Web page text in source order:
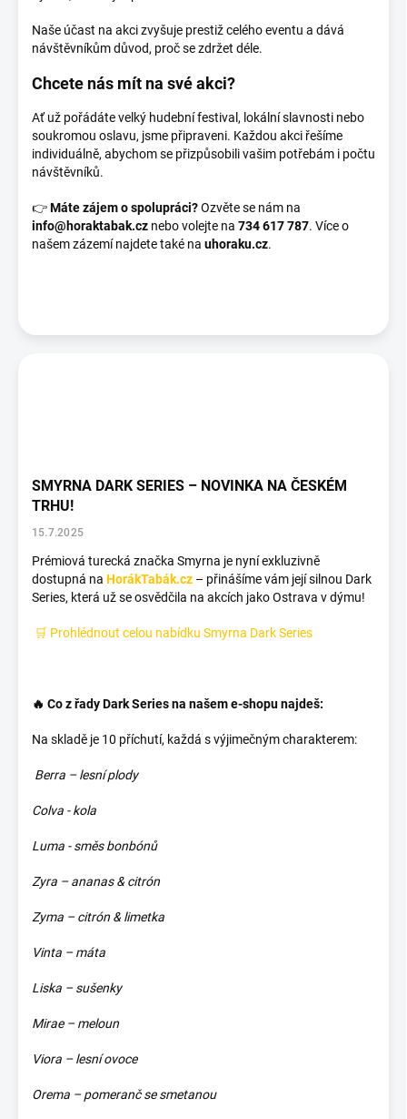
Naše účast na akci zvyšuje prestiž celého eventu a dává
návštěvníkům důvod, proč se zdržet déle.
Chcete nás mít na své akci?
Ať už pořádáte velký hudební festival, lokální slavnosti nebo
soukromou oslavu, jsme připraveni. Každou akci řešíme
individuálně, abychom se přizpůsobili vašim potřebám i počtu
návštěvníků.
👉Máte zájem o spolupráci?Ozvěte se nám na
info@horaktabak.cz nebo volejte na 734 617 787. Více o
našem zázemí najdete také na uhoraku.cz.
SMYRNA DARK SERIES – NOVINKA NA ČESKÉM
TRHU!
15.7.2025
Prémiová turecká značka Smyrna je nyní exkluzivně
dostupná na HorákTabák.cz – přinášíme vám její silnou Dark
Series, která už se osvědčila na akcích jako Ostrava v dýmu!
🛒 Prohlédnout celou nabídku Smyrna Dark Series
🔥 Co z řady Dark Series na našem e-shopu najdeš:
Na skladě je 10 příchutí, každá s výjimečným charakterem:
Berra – lesní plody
Colva - kola
Luma - směs bonbónů
Zyra – ananas & citrón
Zyma – citrón & limetka
Vinta – máta
Liska – sušenky
Mirae – meloun
Viora – lesní ovoce
Orema – pomeranč se smetanou